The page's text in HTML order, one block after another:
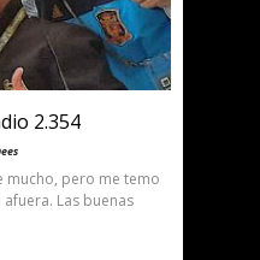
2.354
mucho, pero me temo
Las buenas